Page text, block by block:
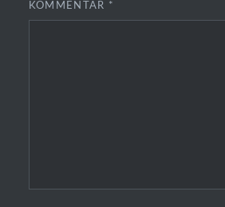
KOMMENTAR *